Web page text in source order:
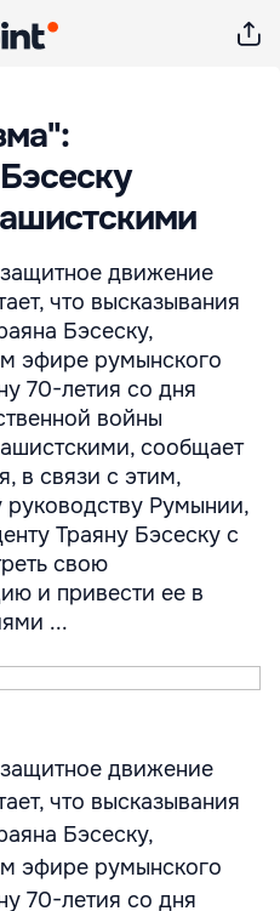
движение
что высказывания
Бэсеску,
эфире румынского
70-летия со дня
войны
сообщает
в связи с этим,
Румынии,
Траяну Бэсеску с
свою
и привести ее в
...
движение
что высказывания
Бэсеску,
эфире румынского
70-летия со дня